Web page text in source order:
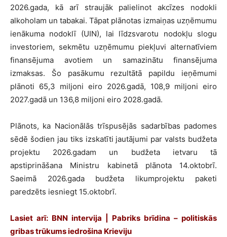
2026.gada, kā arī straujāk palielinot akcīzes nodokli
alkoholam un tabakai. Tāpat plānotas izmaiņas uzņēmumu
ienākuma nodoklī (UIN), lai līdzsvarotu nodokļu slogu
investoriem, sekmētu uzņēmumu piekļuvi alternatīviem
finansējuma avotiem un samazinātu finansējuma
izmaksas. Šo pasākumu rezultātā papildu ieņēmumi
plānoti 65,3 miljoni eiro 2026.gadā, 108,9 miljoni eiro
2027.gadā un 136,8 miljoni eiro 2028.gadā.
Plānots, ka Nacionālās trīspusējās sadarbības padomes
sēdē šodien jau tiks izskatīti jautājumi par valsts budžeta
projektu 2026.gadam un budžeta ietvaru tā
apstiprināšana Ministru kabinetā plānota 14.oktobrī.
Saeimā 2026.gada budžeta likumprojektu paketi
paredzēts iesniegt 15.oktobrī.
Lasiet arī: BNN intervija | Pabriks brīdina – politiskās
gribas trūkums iedrošina Krieviju